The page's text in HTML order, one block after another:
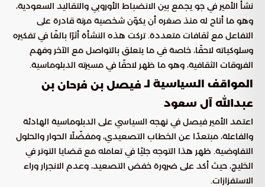
نشأ الأمير في جو يجمع بين الانضباط الأوروبي والتقاليد السعودية،
وهو ما أتاح له منذ صغره أن يكوّن شخصية مرنة قادرة على
التفاعل مع ثقافات متعددة. تركت هذه النشأة أثرًا بالغًا في تفكيره
وسلوكياته لاحقًا، خاصة في ما يتعلق بالتواصل مع الآخر وفهم
الفروقات الثقافية، وهو ما ظهر لاحقًا في مسيرته الدبلوماسية.
المواقف السياسية لـ فيصل بن فرحان بن
عبدالله آل سعود
اعتمد الأمير فيصل في نهجه السياسي على الدبلوماسية الهادئة
والفاعلة، مبتعدًا عن الخطاب التصعيدي، ومفضّلًا الحوار والحلول
التفاوضية. ظهر هذا التوجه جليًا في تعامله مع قضايا التوتر في
الخليج، حيث أكد على ضرورة خفض التصعيد، وعدم الانجرار وراء
الاستفزازات.